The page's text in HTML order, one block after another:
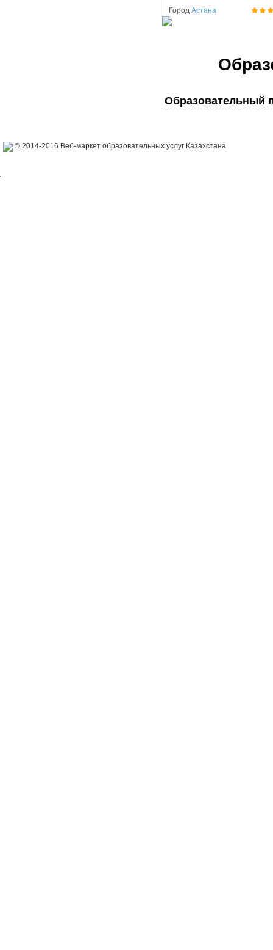
Город Астана
Образовательный
© 2014-2016 Веб-маркет образовательных услуг Казахстана